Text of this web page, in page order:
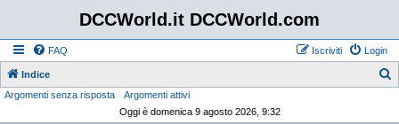
DCCWorld.it DCCWorld.com
FAQ Login
Iscriviti
Indice
Argomenti senza risposta
Argomenti attivi
Oggi è domenica 9 agosto 2026, 9:32